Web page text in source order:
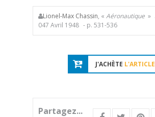
Lionel-Max Chassin, « Aéronautique »
047 Avril 1948 - p. 531-536
J'ACHÈTE L'ARTICLE
Partagez...